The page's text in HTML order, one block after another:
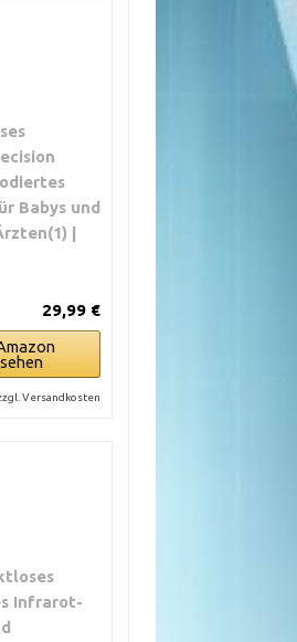
Babys und
|
29,99 €
Versandkosten
Infrarot-